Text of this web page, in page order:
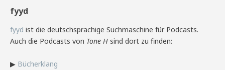
fyyd
fyyd ist die deutschsprachige Suchmaschine für Podcasts.
Auch die Podcasts von Tone H sind dort zu finden:
▶ Bücherklang